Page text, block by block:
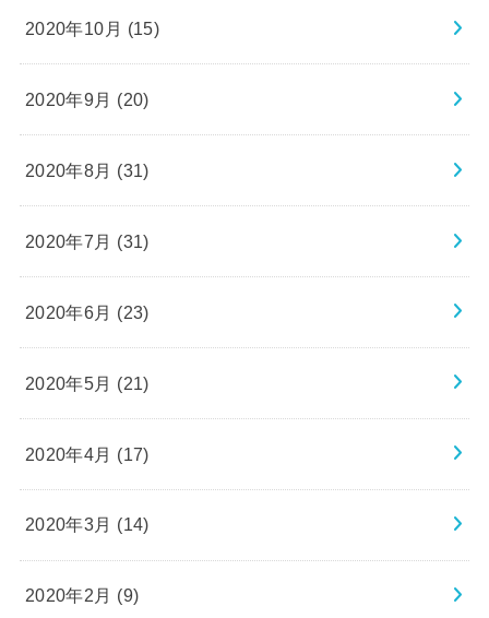
2020年10月 (15)
2020年9月 (20)
2020年8月 (31)
2020年7月 (31)
2020年6月 (23)
2020年5月 (21)
2020年4月 (17)
2020年3月 (14)
2020年2月 (9)